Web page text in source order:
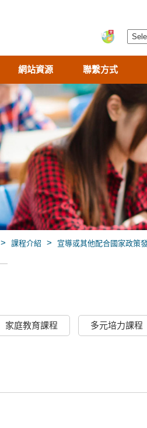
網站資源 聯繫方式
> 課程介紹 > 宣導或其他配合國家政策
家庭教育課程 多元培力課程